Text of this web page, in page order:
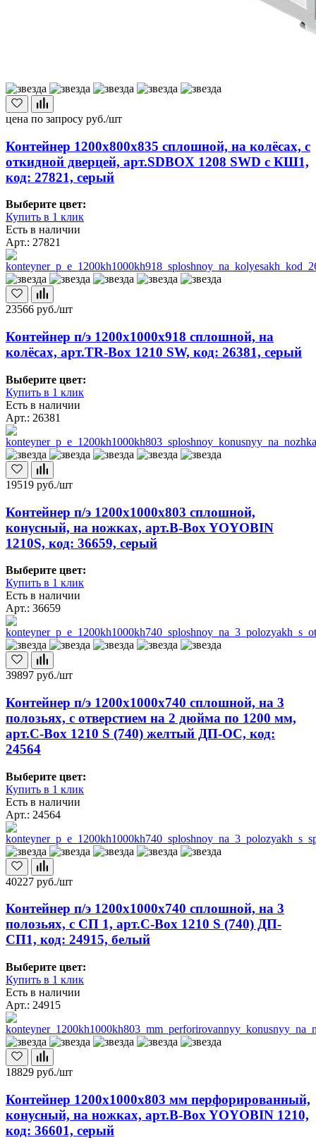
цена по запросу руб./шт
Контейнер 1200х800х835 сплошной, на колёсах, с
откидной дверцей, арт.SDBOX 1208 SWD с КШ1,
код: 27821, серый
Выберите цвет:
Купить в 1 клик
Есть в наличии
Арт.: 27821
23566 руб./шт
Контейнер п/э 1200х1000х918 сплошной, на
колёсах, арт.TR-Box 1210 SW, код: 26381, серый
Выберите цвет:
Купить в 1 клик
Есть в наличии
Арт.: 26381
19519 руб./шт
Контейнер п/э 1200х1000х803 сплошной,
конусный, на ножках, арт.B-Box YOYOBIN
1210S, код: 36659, серый
Выберите цвет:
Купить в 1 клик
Есть в наличии
Арт.: 36659
39897 руб./шт
Контейнер п/э 1200х1000х740 сплошной, на 3
полозьях, с отверстием на 2 дюйма по 1200 мм,
арт.C-Box 1210 S (740) желтый ДП-ОС, код:
24564
Выберите цвет:
Купить в 1 клик
Есть в наличии
Арт.: 24564
40227 руб./шт
Контейнер п/э 1200х1000х740 сплошной, на 3
полозьях, с СП 1, арт.C-Box 1210 S (740) ДП-
СП1, код: 24915, белый
Выберите цвет:
Купить в 1 клик
Есть в наличии
Арт.: 24915
18829 руб./шт
Контейнер 1200х1000х803 мм перфорированный,
конусный, на ножках, арт.B-Box YOYOBIN 1210,
код: 36601, серый